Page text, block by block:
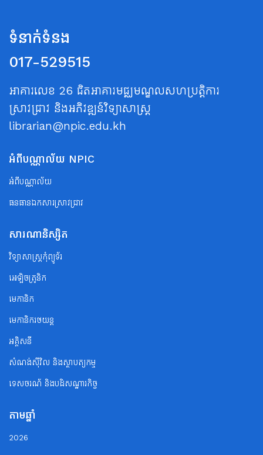
ទំនាក់ទំនង
017-529515
អាគារលេខ 26 ជិតអាគារមជ្ឈមណ្ឌលសហប្រត្តិការ
ស្រាវជ្រាវ និងអភិវឌ្ឍន៍វិទ្យាសាស្ត្រ
librarian@npic.edu.kh
អំពីបណ្ណាល័យ NPIC
អំពីបណ្ណាល័យ
ធនធានឯកសារស្រាវជ្រាវ
សារណានិស្សិត
វិទ្យាសាស្ត្រកុំព្យូទ័រ
អេឡិចត្រូនិក
មេកានិក
មេកានិករថយន្ត
អគ្គិសនី
សំណង់ស៊ីវិល និងស្ថាបត្យកម្ម
ទេសចរណ័ និងបដិសណ្ឋារកិច្ច
តាមឆ្នាំ
2026